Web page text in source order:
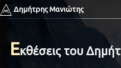
Δημήτρης Μανιώτης
Εκθέσεις του